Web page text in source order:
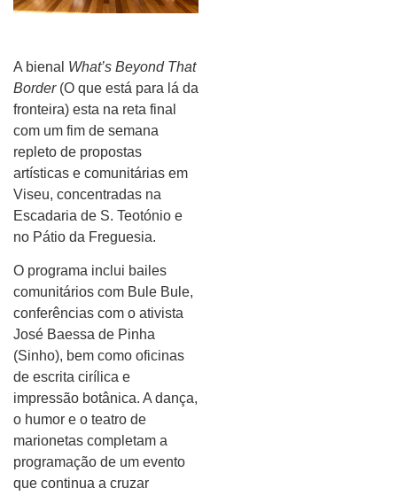
A bienal What’s Beyond That
Border (O que está para lá da
fronteira) esta na reta final
com um fim de semana
repleto de propostas
artísticas e comunitárias em
Viseu, concentradas na
Escadaria de S. Teotónio e
no Pátio da Freguesia.
O programa inclui bailes
comunitários com Bule Bule,
conferências com o ativista
José Baessa de Pinha
(Sinho), bem como oficinas
de escrita cirílica e
impressão botânica. A dança,
o humor e o teatro de
marionetas completam a
programação de um evento
que continua a cruzar